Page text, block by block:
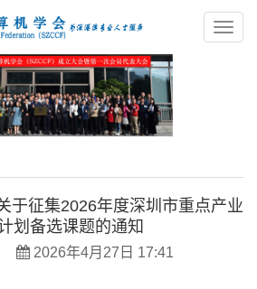
于征集2026年度深圳市重点产业
划备选课题的通知
2026年4月27日 17:41